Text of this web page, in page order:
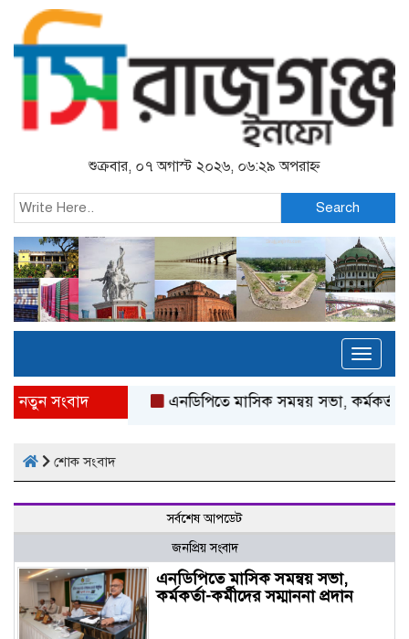
শুক্রবার, ০৭ অগাস্ট ২০২৬, ০৬:২৯ অপরাহ্ন
Search
নতুন সংবাদ এনডিপিতে মাসিক সমন্বয় সভা, কর্মকর্তা-
শোক সংবাদ
সর্বশেষ আপডেট
জনপ্রিয় সংবাদ
এনডিপিতে মাসিক সমন্বয় সভা,
কর্মকর্তা-কর্মীদের সম্মাননা প্রদান